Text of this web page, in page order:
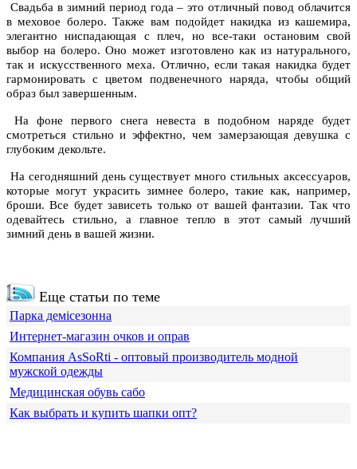
Свадьба в зимний период года – это отличный повод облачится
в меховое болеро. Также вам подойдет накидка из кашемира,
элегантно ниспадающая с плеч, но все-таки остановим свой
выбор на болеро. Оно может изготовлено как из натурального,
так и искусственного меха. Отлично, если такая накидка будет
гармонировать с цветом подвенечного наряда, чтобы общий
образ был завершенным.
На фоне первого снега невеста в подобном наряде будет
смотреться стильно и эффектно, чем замерзающая девушка с
глубоким декольте.
На сегодняшний день существует много стильных аксессуаров,
которые могут украсить зимнее болеро, такие как, например,
броши. Все будет зависеть только от вашей фантазии. Так что
одевайтесь стильно, а главное тепло в этот самый лучший
зимний день в вашей жизни.
Еще статьи по теме
Парка демісезонна
Интернет-магазин очков и оправ
Компания АsSoRti - оптовый производитель модной
мужской одежды
Медицинская обувь сабо
Как выбрать и купить шапки опт?